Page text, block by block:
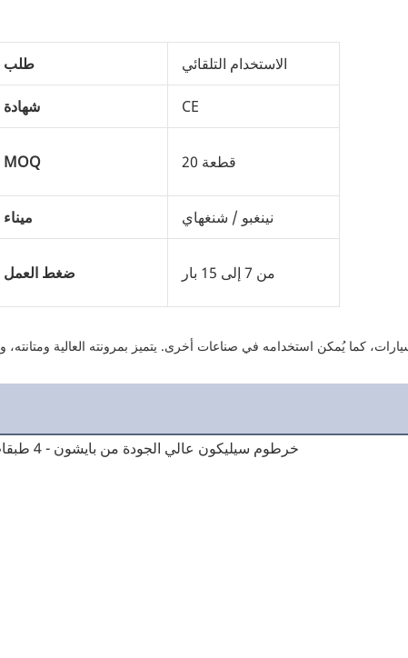
طلب الاستخدام التلقائي
شهادة CE
MOQ 20 قطعة
ميناء نينغبو / شنغهاي
ضغط العمل من 7 إلى 15 بار